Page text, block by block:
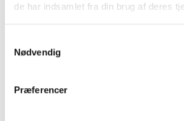
de har indsamlet fra din brug af deres
Nødvendig
Præferencer
Dokumenter